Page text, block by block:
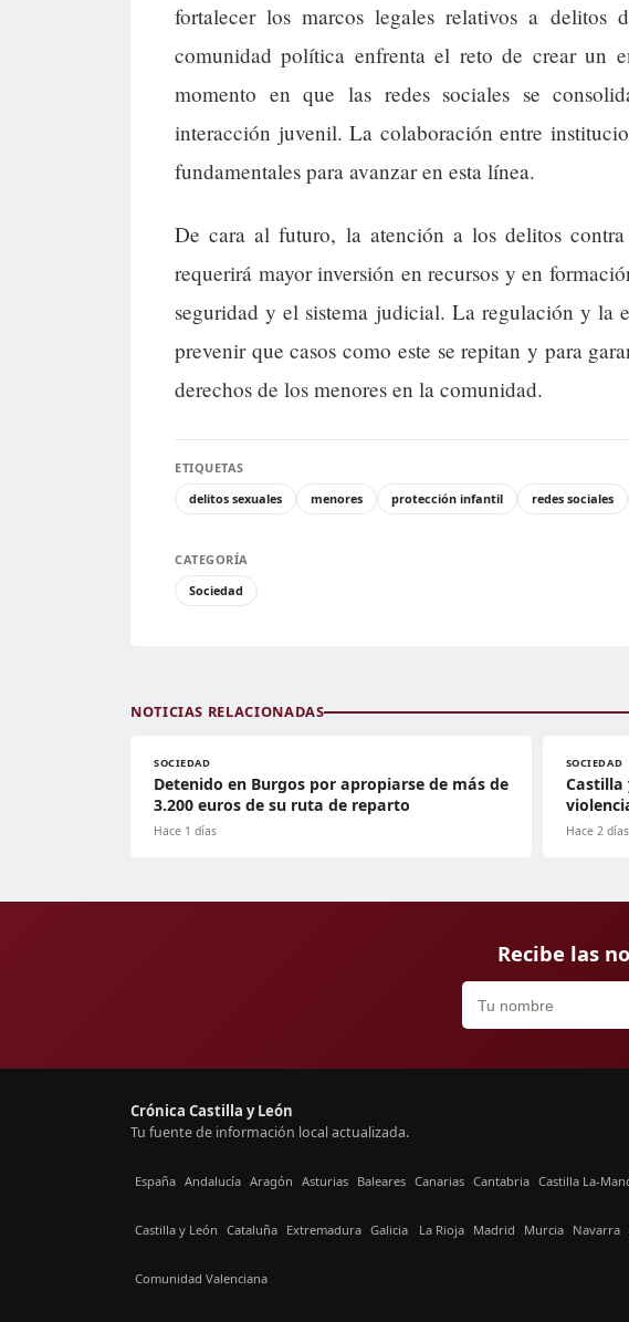
fortalecer los marcos legales relativos a
comunidad política enfrenta el reto de crear un
momento en que las redes sociales se
interacción juvenil. La colaboración entre
fundamentales para avanzar en esta línea.
De cara al futuro, la atención a los delitos contra
requerirá mayor inversión en recursos y en
seguridad y el sistema judicial. La regulación y la
prevenir que casos como este se repitan y para
derechos de los menores en la comunidad.
ETIQUETAS
delitos sexuales
menores protección infantil redes sociales
CATEGORÍA
Sociedad
NOTICIAS RELACIONADAS
SOCIEDAD
Detenido en Burgos por apropiarse de más de
3.200 euros de su ruta de reparto
Hace 1 días
SOCIEDAD
Castilla
Hace 2 días
Recibe las
Crónica Castilla y León
Tu fuente de información local actualizada.
España Andalucía Aragón Asturias Baleares Canarias Cantabria Castilla La-
Castilla y León Cataluña Extremadura Galicia La Rioja Madrid Murcia Navarra
Comunidad Valenciana